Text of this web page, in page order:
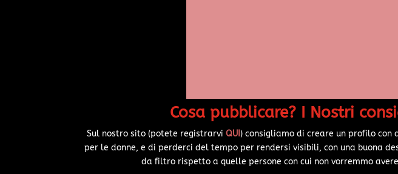
Cosa pubblicare? I Nostri
Sul nostro sito (potete registrarvi QUI ) consigliamo di creare un profilo
per le donne, e di perderci del tempo per rendersi visibili, con una buona
da filtro rispetto a quelle persone con cui non vorremmo